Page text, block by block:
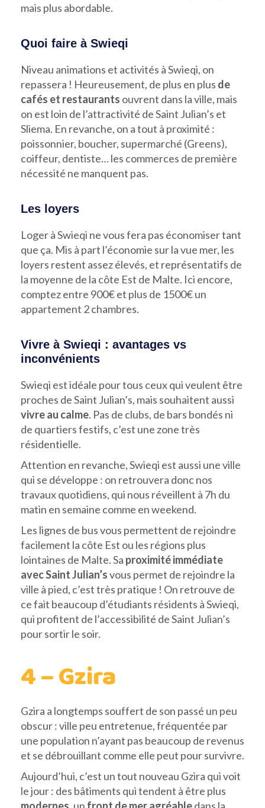
mais plus abordable.
Quoi faire à Swieqi
Niveau animations et activités à Swieqi, on
repassera ! Heureusement, de plus en plus de
cafés et restaurants ouvrent dans la ville, mais
on est loin de l’attractivité de Saint Julian’s et
Sliema. En revanche, on a tout à proximité :
poissonnier, boucher, supermarché (Greens),
coiffeur, dentiste… les commerces de première
nécessité ne manquent pas.
Les loyers
Loger à Swieqi ne vous fera pas économiser tant
que ça. Mis à part l’économie sur la vue mer, les
loyers restent assez élevés, et représentatifs de
la moyenne de la côte Est de Malte. Ici encore,
comptez entre 900€ et plus de 1500€ un
appartement 2 chambres.
Vivre à Swieqi : avantages vs
inconvénients
Swieqi est idéale pour tous ceux qui veulent être
proches de Saint Julian’s, mais souhaitent aussi
vivre au calme. Pas de clubs, de bars bondés ni
de quartiers festifs, c’est une zone très
résidentielle.
Attention en revanche, Swieqi est aussi une ville
qui se développe : on retrouvera donc nos
travaux quotidiens, qui nous réveillent à 7h du
matin en semaine comme en weekend.
Les lignes de bus vous permettent de rejoindre
facilement la côte Est ou les régions plus
lointaines de Malte. Sa proximité immédiate
avec Saint Julian’svous permet de rejoindre la
ville à pied, c’est très pratique ! On retrouve de
ce fait beaucoup d’étudiants résidents à Swieqi,
qui profitent de l’accessibilité de Saint Julian’s
pour sortir le soir.
4 – Gzira
Gzira a longtemps souffert de son passé un peu
obscur : ville peu entretenue, fréquentée par
une population n’ayant pas beaucoup de revenus
et se débrouillant comme elle peut pour survivre.
Aujourd’hui, c’est un tout nouveau Gzira qui voit
le jour : des bâtiments qui tendent à être plus
modernes , un front de mer agréabledans la